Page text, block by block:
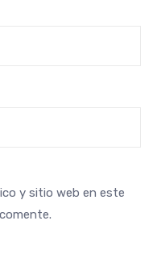
y sitio web en este